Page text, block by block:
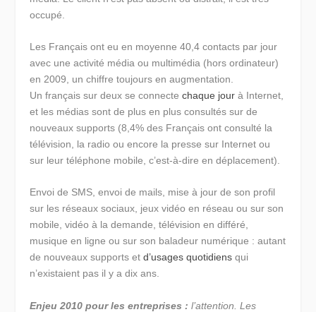
occupé.
Les Français ont eu en moyenne 40,4 contacts par jour
avec une activité média ou multimédia (hors ordinateur)
en 2009, un chiffre toujours en augmentation.
Un français sur deux se connectechaque jour à Internet,
et les médias sont de plus en plus consultés sur de
nouveaux supports (8,4% des Français ont consulté la
télévision, la radio ou encore la presse sur Internet ou
sur leur téléphone mobile, c’est-à-dire en déplacement).
Envoi de SMS, envoi de mails, mise à jour de son profil
sur les réseaux sociaux, jeux vidéo en réseau ou sur son
mobile, vidéo à la demande, télévision en différé,
musique en ligne ou sur son baladeur numérique : autant
de nouveaux supports etd’usages quotidiens qui
n’existaient pas il y a dix ans.
Enjeu 2010 pour les entreprises : l’attention. Les